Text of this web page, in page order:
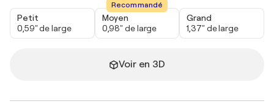
Petit
0,59" de large
Recommandé
Moyen
0,98" de large
Grand
1,37" de large
Voir en 3D